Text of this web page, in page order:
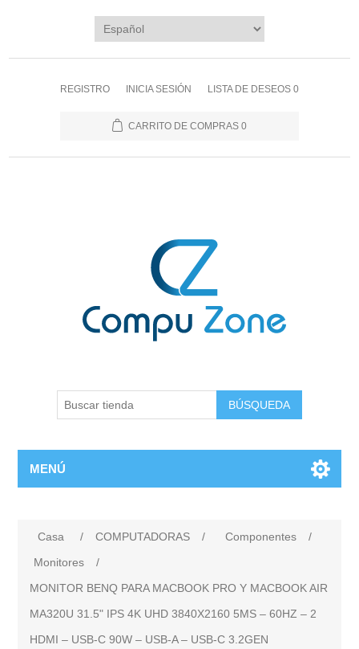
REGISTRO INICIA SESIÓN LISTA DE DESEOS 0
CARRITO DE COMPRAS 0
BÚSQUEDA
MENÚ
Casa / COMPUTADORAS / Componentes
/
Monitores
/
MONITOR BENQ PARA MACBOOK PRO Y MACBOOK AIR
MA320U 31.5" IPS 4K UHD 3840X2160 5MS – 60HZ – 2
HDMI – USB-C 90W – USB-A – USB-C 3.2GEN